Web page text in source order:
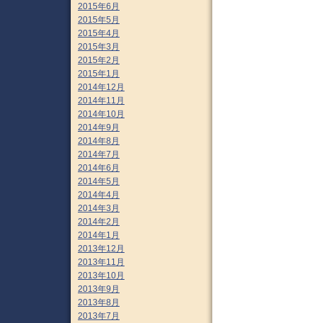
2015年6月
2015年5月
2015年4月
2015年3月
2015年2月
2015年1月
2014年12月
2014年11月
2014年10月
2014年9月
2014年8月
2014年7月
2014年6月
2014年5月
2014年4月
2014年3月
2014年2月
2014年1月
2013年12月
2013年11月
2013年10月
2013年9月
2013年8月
2013年7月